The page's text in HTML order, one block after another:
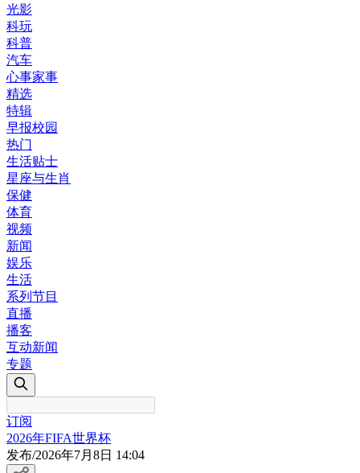
光影
科玩
科普
汽车
心事家事
精选
特辑
早报校园
热门
生活贴士
星座与生肖
保健
体育
视频
新闻
娱乐
生活
系列节目
直播
播客
互动新闻
专题
订阅
2026年FIFA世界杯
发布/2026年7月8日 14:04